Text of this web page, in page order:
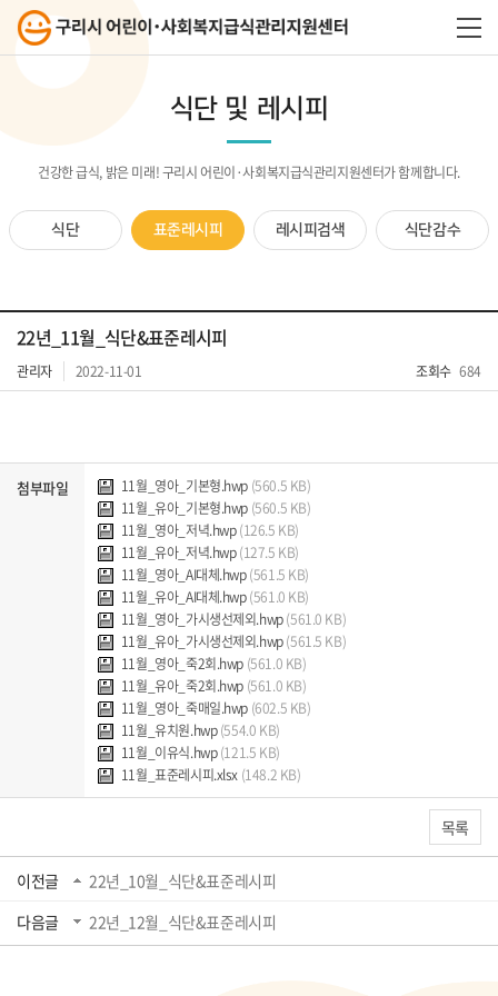
식단 및 레시피
건강한 급식, 밝은 미래! 구리시 어린이·사회복지급식관리지원센터가 함께합니다.
식단 표준레시피 레시피검색 식단감수
22년_11월_식단&표준레시피
관리자 2022-11-01 조회수 684
첨부파일 11월_영아_기본형.hwp (560.5 KB)
11월_유아_기본형.hwp (560.5 KB)
11월_영아_저녁.hwp(126.5 KB)
11월_유아_저녁.hwp(127.5 KB)
11월_영아_AI대체.hwp(561.5 KB)
11월_유아_AI대체.hwp(561.0 KB)
11월_영아_가시생선제외.hwp(561.0 KB)
11월_유아_가시생선제외.hwp(561.5 KB)
11월_영아_죽2회.hwp (561.0 KB)
11월_유아_죽2회.hwp (561.0 KB)
11월_영아_죽매일.hwp (602.5 KB)
11월_유치원.hwp(554.0 KB)
11월_이유식.hwp(121.5 KB)
11월_표준레시피.xlsx (148.2 KB)
목록
이전글
22년_10월_식단&표준레시피
다음글
22년_12월_식단&표준레시피